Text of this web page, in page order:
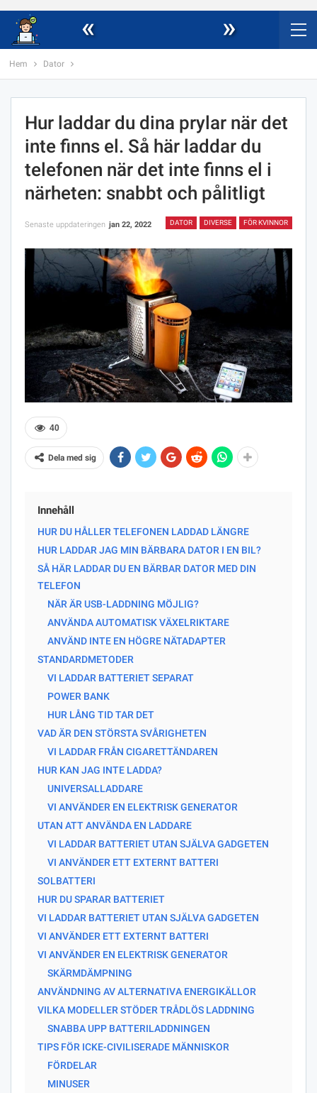
« »
Hem Dator
Hur laddar du dina prylar när det
inte finns el. Så här laddar du
telefonen när det inte finns el i
närheten: snabbt och pålitligt
DATOR DIVERSE FÖR KVINNOR
Senaste uppdateringen jan 22, 2022
40
Dela med sig
Innehåll
HUR DU HÅLLER TELEFONEN LADDAD LÄNGRE
HUR LADDAR JAG MIN BÄRBARA DATOR I EN BIL?
SÅ HÄR LADDAR DU EN BÄRBAR DATOR MED DIN
TELEFON
NÄR ÄR USB-LADDNING MÖJLIG?
ANVÄNDA AUTOMATISK VÄXELRIKTARE
ANVÄND INTE EN HÖGRE NÄTADAPTER
STANDARDMETODER
VI LADDAR BATTERIET SEPARAT
POWER BANK
HUR LÅNG TID TAR DET
VAD ÄR DEN STÖRSTA SVÅRIGHETEN
VI LADDAR FRÅN CIGARETTÄNDAREN
HUR KAN JAG INTE LADDA?
UNIVERSALLADDARE
VI ANVÄNDER EN ELEKTRISK GENERATOR
UTAN ATT ANVÄNDA EN LADDARE
VI LADDAR BATTERIET UTAN SJÄLVA GADGETEN
VI ANVÄNDER ETT EXTERNT BATTERI
SOLBATTERI
HUR DU SPARAR BATTERIET
VI LADDAR BATTERIET UTAN SJÄLVA GADGETEN
VI ANVÄNDER ETT EXTERNT BATTERI
VI ANVÄNDER EN ELEKTRISK GENERATOR
SKÄRMDÄMPNING
ANVÄNDNING AV ALTERNATIVA ENERGIKÄLLOR
VILKA MODELLER STÖDER TRÅDLÖS LADDNING
SNABBA UPP BATTERILADDNINGEN
TIPS FÖR ICKE-CIVILISERADE MÄNNISKOR
FÖRDELAR
MINUSER